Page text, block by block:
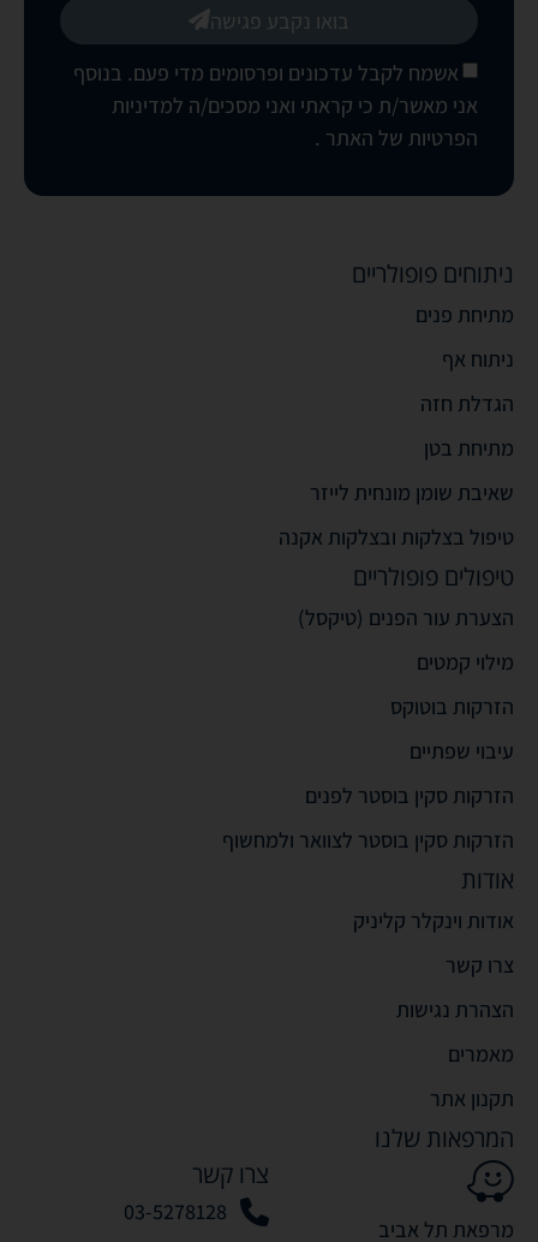
אשמח לקבל עדכונים ופרסומים מדי פעם. בנוסף
אני מאשר/ת כי קראתי ואני מסכים/ה למדיניות
הפרטיות של האתר .
בואו נקבע פגישה
ניתוחים פופולריים
מתיחת פנים
ניתוח אף
הגדלת חזה
מתיחת בטן
שאיבת שומן מונחית לייזר
טיפול בצלקות ובצלקות אקנה
טיפולים פופולריים
הצערת עור הפנים (טיקסל)
מילוי קמטים
הזרקות בוטוקס
עיבוי שפתיים
הזרקות סקין בוסטר לפנים
הזרקות סקין בוסטר לצוואר ולמחשוף
אודות
אודות וינקלר קליניק
צרו קשר
הצהרת נגישות
מאמרים
תקנון אתר
המרפאות שלנו
מרפאת תל אביב
צרו קשר
03-5278128